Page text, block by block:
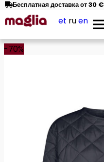
Бесплатная доставка от 30 €
et ruen
-70%